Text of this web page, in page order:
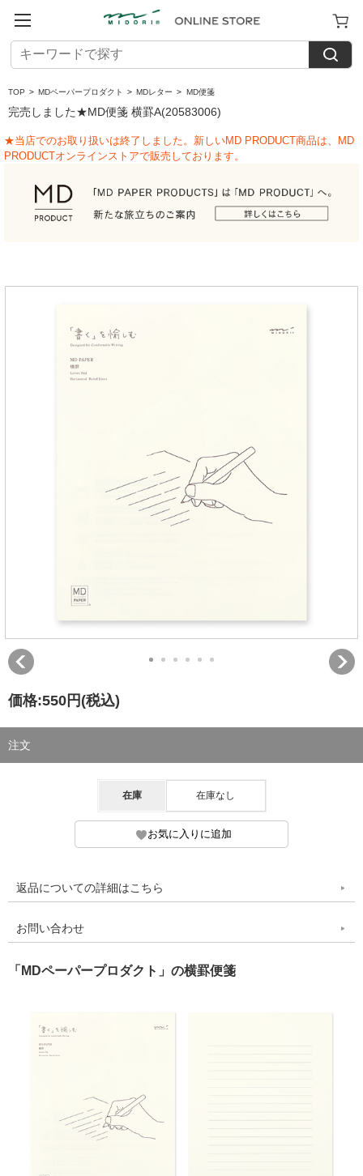
TOP > MDペーパープロダクト > MDレター > MD便箋
完売しました★MD便箋 横罫A(20583006)
★当店でのお取り扱いは終了しました。新しいMD PRODUCT商品は、MD
PRODUCTオンラインストアで販売しております。
価格:550円 (税込)
注文
在庫 在庫なし
返品についての詳細はこちら
お問い合わせ
「MDペーパープロダクト」の横罫便箋